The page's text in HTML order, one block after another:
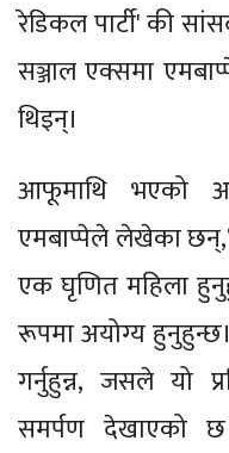
रेडिकल पार्टी' की
सञ्जाल एक्समा
थिइन्।
आफूमाथि भएको
एमबाप्पेले लेखेका
एक घृणित महिला
रूपमा अयोग्य हुनुहुन्छ।
गर्नुहुन्न, जसले यो
समर्पण देखाएको